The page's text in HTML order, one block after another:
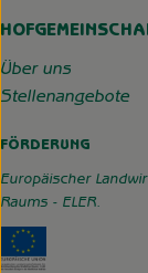
Über uns
Stellenangebote
FÖRDERUNG
Europäischer
Raums - ELER.